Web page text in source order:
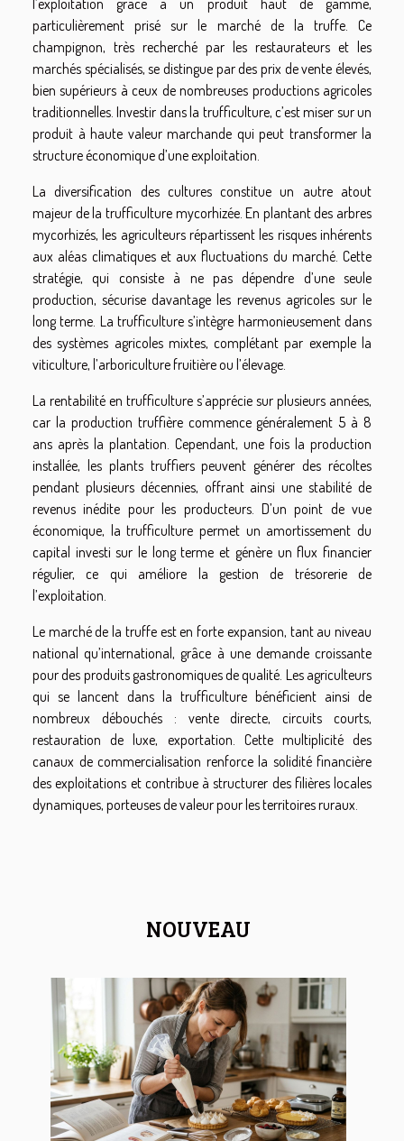
particulièrement prisé sur le marché de la truffe. Ce
champignon, très recherché par les restaurateurs et les
marchés spécialisés, se distingue par des prix de vente élevés,
bien supérieurs à ceux de nombreuses productions agricoles
traditionnelles. Investir dans la trufficulture, c’est miser sur un
produit à haute valeur marchande qui peut transformer la
structure économique d’une exploitation.
La diversification des cultures constitue un autre atout
majeur de la trufficulture mycorhizée. En plantant des arbres
mycorhizés, les agriculteurs répartissent les risques inhérents
aux aléas climatiques et aux fluctuations du marché. Cette
stratégie, qui consiste à ne pas dépendre d’une seule
production, sécurise davantage les revenus agricoles sur le
long terme. La trufficulture s’intègre harmonieusement dans
des systèmes agricoles mixtes, complétant par exemple la
viticulture, l’arboriculture fruitière ou l’élevage.
La rentabilité en trufficulture s’apprécie sur plusieurs années,
car la production truffière commence généralement 5 à 8
ans après la plantation. Cependant, une fois la production
installée, les plants truffiers peuvent générer des récoltes
pendant plusieurs décennies, offrant ainsi une stabilité de
revenus inédite pour les producteurs. D’un point de vue
économique, la trufficulture permet un amortissement du
capital investi sur le long terme et génère un flux financier
régulier, ce qui améliore la gestion de trésorerie de
l’exploitation.
Le marché de la truffe est en forte expansion, tant au niveau
national qu’international, grâce à une demande croissante
pour des produits gastronomiques de qualité. Les agriculteurs
qui se lancent dans la trufficulture bénéficient ainsi de
nombreux débouchés : vente directe, circuits courts,
restauration de luxe, exportation. Cette multiplicité des
canaux de commercialisation renforce la solidité financière
des exploitations et contribue à structurer des filières locales
dynamiques, porteuses de valeur pour les territoires ruraux.
NOUVEAU